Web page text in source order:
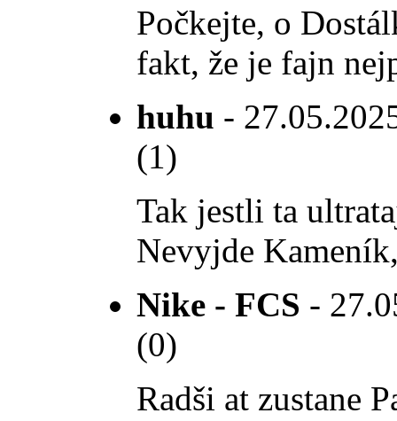
Počkejte, o
fakt, že je fajn
huhu -
(1)
Tak jestli ta
Nevyjde
Nike - FCS -
(0)
Radši at zustane